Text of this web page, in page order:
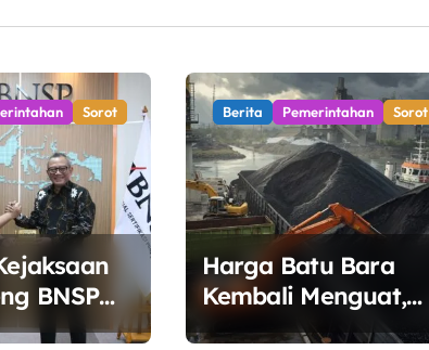
Sorot
BNSP
Berita Pemerintahan Sorot
Harga Batu Bara
Kembali Menguat,
Ditopang Lonjakan